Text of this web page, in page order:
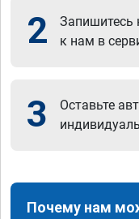
2
Запишитесь
к нам в
3
Оставьте
Почему нам